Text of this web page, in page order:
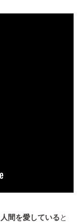
人間を愛していると